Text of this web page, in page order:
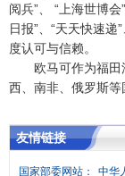
阅兵”、 “上海世博
日报”、“天天快速
度认可与信赖。
欧马可作为福田汽
西、南非、俄罗斯等
友情链接
国家部委网站： 中华